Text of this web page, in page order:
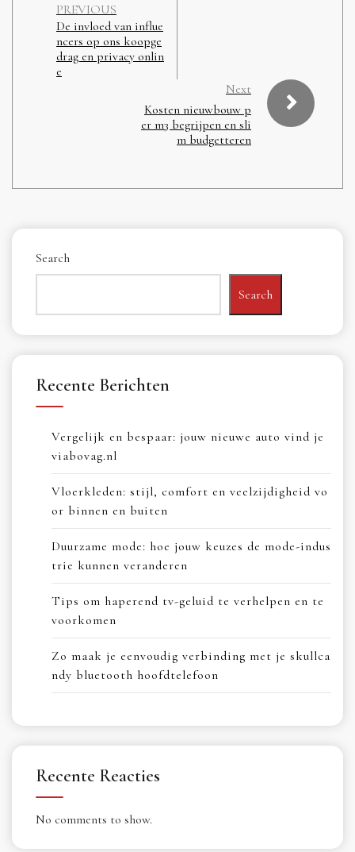
PREVIOUS
De invloed van influe
ncers op ons koopge
drag en privacy onlin
e
Next
Kosten nieuwbouw p
er m3 begrijpen en sli
m budgetteren
Search
Search
Recente Berichten
Vergelijk en bespaar: jouw nieuwe auto vind je
viabovag.nl
Vloerkleden: stijl, comfort en veelzijdigheid vo
or binnen en buiten
Duurzame mode: hoe jouw keuzes de mode-indus
trie kunnen veranderen
Tips om haperend tv-geluid te verhelpen en te
voorkomen
Zo maak je eenvoudig verbinding met je skullca
ndy bluetooth hoofdtelefoon
Recente Reacties
No comments to show.